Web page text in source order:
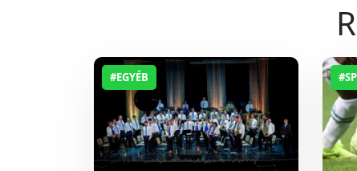
#EGYÉB